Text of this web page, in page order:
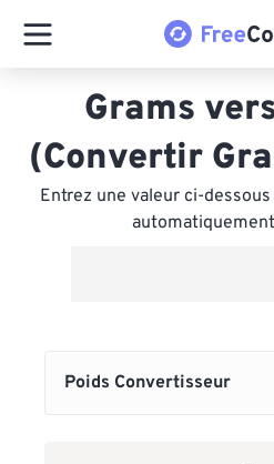
Grams
(Convertir
Entrez une valeur ci-